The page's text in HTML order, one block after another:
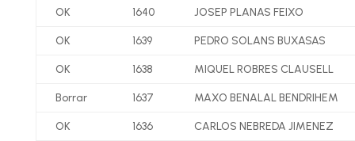
OK 1640 JOSEP PLANAS FEIXO
OK 1639 PEDRO SOLANS BUXASAS
OK 1638 MIQUEL ROBRES CLAUSELL
Borrar 1637 MAXO BENALAL BENDRIHEM
OK 1636 CARLOS NEBREDA JIMENEZ